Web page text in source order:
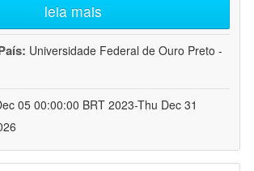
leia mais
Universidade Federal de Ouro Preto -
05 00:00:00 BRT 2023-Thu Dec 31